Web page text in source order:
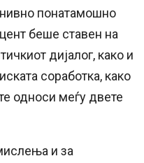
понатамошно
беше ставен на
дијалог, како и
соработка, како
односи меѓу двете
и за